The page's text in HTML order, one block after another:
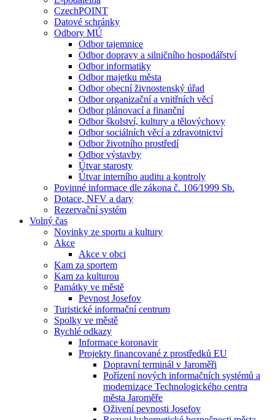
CzechPOINT
Datové schránky
Odbory MÚ
Odbor tajemnice
Odbor dopravy a silničního hospodářství
Odbor informatiky
Odbor majetku města
Odbor obecní živnostenský úřad
Odbor organizační a vnitřních věcí
Odbor plánovací a finanční
Odbor školství, kultury a tělovýchovy
Odbor sociálních věcí a zdravotnictví
Odbor životního prostředí
Odbor výstavby
Útvar starosty
Útvar interního auditu a kontroly
Povinné informace dle zákona č. 106⁄1999 Sb.
Dotace, NFV a dary
Rezervační systém
Volný čas
Novinky ze sportu a kultury
Akce
Akce v obci
Kam za sportem
Kam za kulturou
Památky ve městě
Pevnost Josefov
Turistické informační centrum
Spolky ve městě
Rychlé odkazy
Informace koronavir
Projekty financované z prostředků EU
Dopravní terminál v Jaroměři
Pořízení nových informačních systémů a
modernizace Technologického centra
města Jaroměře
Oživení pevnosti Josefov